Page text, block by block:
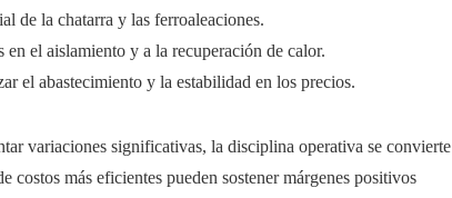
de la chatarra y las ferroaleaciones.
el aislamiento y a la recuperación de calor.
el abastecimiento y la estabilidad en los precios.
variaciones significativas, la disciplina operativa se convierte
costos más eficientes pueden sostener márgenes positivos